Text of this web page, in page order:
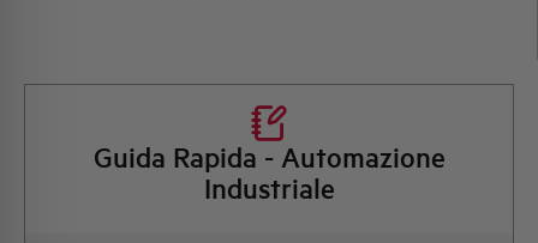
Guida Rapida - Automazione
Industriale